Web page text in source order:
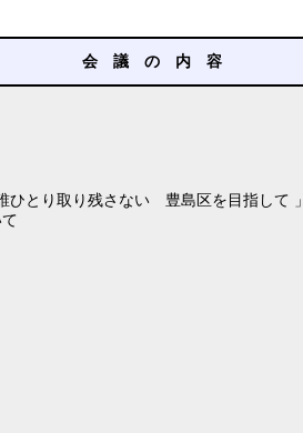
会 議 の 内 容
ひとり取り残さない 豊島区を目指して 」